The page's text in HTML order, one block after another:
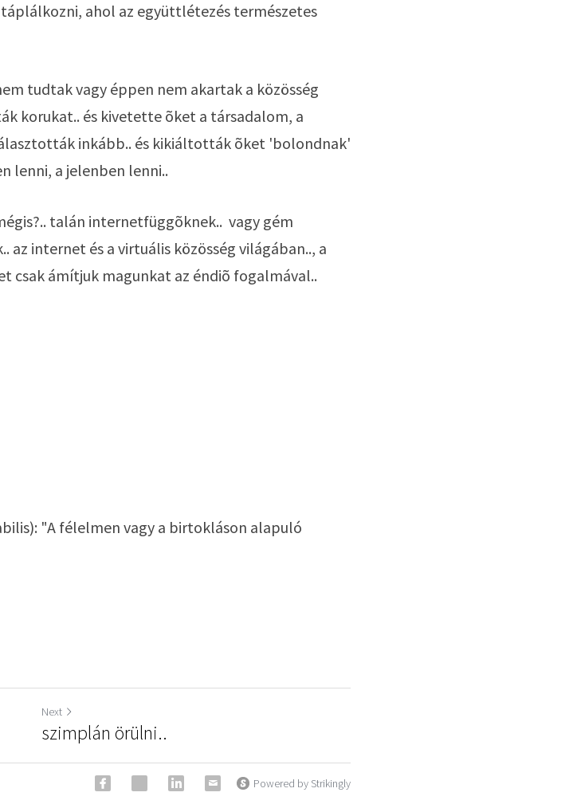
ahol az együttlétezés természetes
tudtak vagy éppen nem akartak a közösség
korukat.. és kivetette õket a társadalom, a
inkább.. és kikiáltották õket 'bolondnak'
lenni, a jelenben lenni..
talán internetfüggõknek..  vagy gém
internet és a virtuális közösség világában.., a
csak ámítjuk magunkat az éndiõ fogalmával..
"A félelmen vagy a birtokláson alapuló
Next
szimplán örülni..
Powered by Strikingly